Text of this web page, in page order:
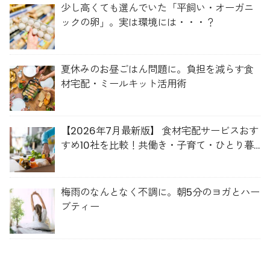
少し高くても選んでいた「平飼い・オーガニ
ックの卵」。実は環境には・・・？
夏休みのお昼ごはん問題に。負担を減らす食
材宅配・ミールキット活用術
【2026年7月最新版】 食材宅配サービスおす
すめ10社を比較！共働き・子育て・ひとり暮
梅雨のなんとなく不調に。朝5分のヨガとハー
ブティー